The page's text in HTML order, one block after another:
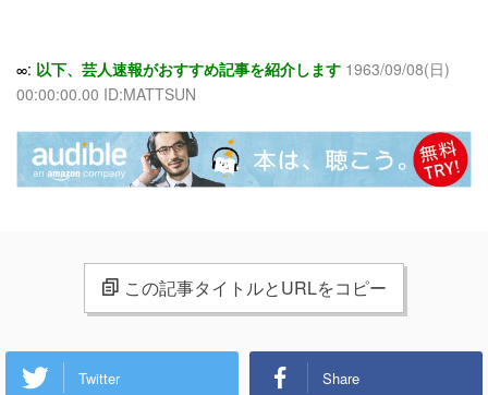
∞: 以下、芸人速報がおすすめ記事を紹介します 1963/09/08(日)
00:00:00.00 ID:MATTSUN
この記事タイトルとURLをコピー
Twitter Share